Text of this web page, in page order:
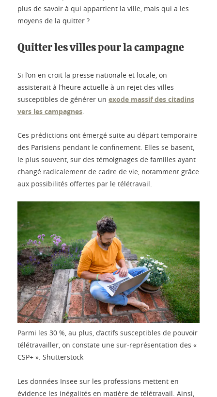
plus de savoir à qui appartient la ville, mais qui a les
moyens de la quitter ?
Quitter les villes pour la campagne
Si l’on en croit la presse nationale et locale, on
assisterait à l’heure actuelle à un rejet des villes
susceptibles de générer un exode massif des citadins
vers les campagnes.
Ces prédictions ont émergé suite au départ temporaire
des Parisiens pendant le confinement. Elles se basent,
le plus souvent, sur des témoignages de familles ayant
changé radicalement de cadre de vie, notamment grâce
aux possibilités offertes par le télétravail.
Parmi les 30 %, au plus, d’actifs susceptibles de pouvoir
télétravailler, on constate une sur-représentation des «
CSP+ ». Shutterstock
Les données Insee sur les professions mettent en
évidence les inégalités en matière de télétravail. Ainsi,